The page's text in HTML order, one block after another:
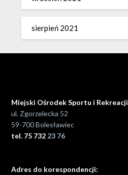
sierpień 2021
Miejski Ośrodek Sportu i Rekreacji
ul. Zgorzelecka 52
59-700 Bolesławiec
tel. 75 732 23 76
Adres do korespondencji: